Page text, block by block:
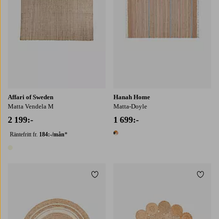
Affari of Sweden
Matta Vendela M
2 199:-
Räntefritt fr. 184:-/mån*
Hanah Home
Matta-Doyle
1 699:-
1 färg
Lägg till i favoriter